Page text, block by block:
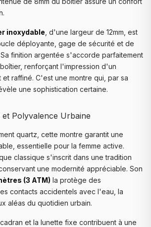
inoxydable , d'une largeur de 12mm, est
déployante, gage de sécurité et de
finition argentée s'accorde parfaitement
renforçant l'impression d'un
raffiné. C'est une montre qui, par sa
une sophistication certaine.
Polyvalence Urbaine
quartz, cette montre garantit une
essentielle pour la femme active.
classique s'inscrit dans une tradition
une modernité appréciable. Son
(3 ATM) la protège des
contacts accidentels avec l'eau, la
aléas du quotidien urbain.
et la lunette fixe contribuent à une